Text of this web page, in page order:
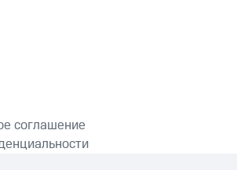
соглашение